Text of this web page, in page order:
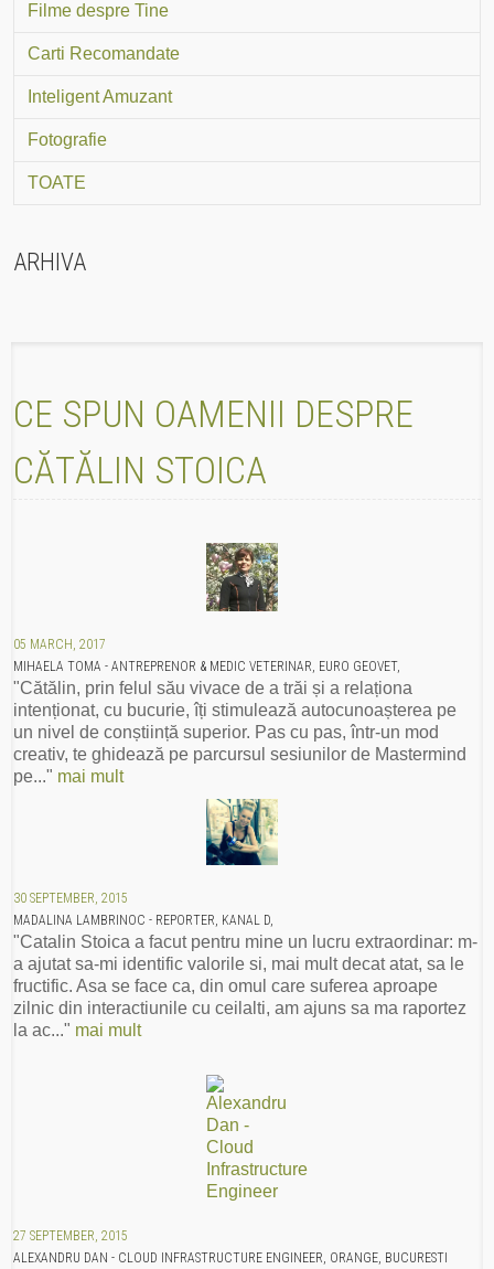
Filme despre Tine
Carti Recomandate
Inteligent Amuzant
Fotografie
TOATE
ARHIVA
CE SPUN OAMENII DESPRE
CĂTĂLIN STOICA
05 MARCH, 2017
MIHAELA TOMA - ANTREPRENOR & MEDIC VETERINAR, EURO GEOVET,
"Cătălin, prin felul său vivace de a trăi și a relaționa
intenționat, cu bucurie, îți stimulează autocunoașterea pe
un nivel de conștiință superior. Pas cu pas, într-un mod
creativ, te ghidează pe parcursul sesiunilor de Mastermind
pe..." mai mult
30 SEPTEMBER, 2015
MADALINA LAMBRINOC - REPORTER, KANAL D,
"Catalin Stoica a facut pentru mine un lucru extraordinar: m-
a ajutat sa-mi identific valorile si, mai mult decat atat, sa le
fructific. Asa se face ca, din omul care suferea aproape
zilnic din interactiunile cu ceilalti, am ajuns sa ma raportez
la ac..." mai mult
27 SEPTEMBER, 2015
ALEXANDRU DAN - CLOUD INFRASTRUCTURE ENGINEER, ORANGE, BUCURESTI